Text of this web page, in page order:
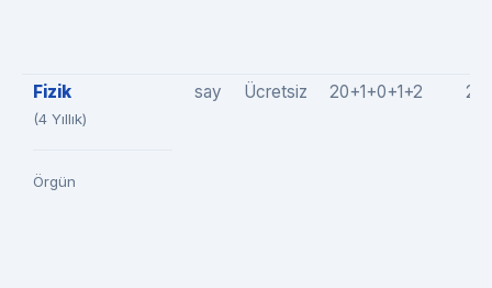
Fizik
(4 Yıllık)
Örgün
say Ücretsiz 20+1+0+1+2